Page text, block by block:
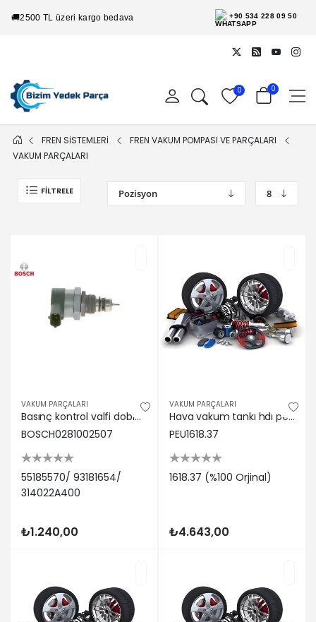
🚚2500 TL üzeri kargo bedava +90 534 228 09 50
0 0
FREN SİSTEMLERİ
FREN VAKUM POMPASI VE PARÇALARI
VAKUM PARÇALARI
FILTRELE
VAKUM PARÇALARI
Basınç kontrol valfi doblo-punto-p.evo-500-g.punto-astra h 1.3/1.9 55185570/ 93181654/ 314022a400
BOSCH0281002507
55185570/ 93181654/
314022A400
₺1.240,00
VAKUM PARÇALARI
Hava vakum tankı hdı peugeot 1618.37
PEU1618.37
1618.37 (%100 Orjinal)
₺4.643,00